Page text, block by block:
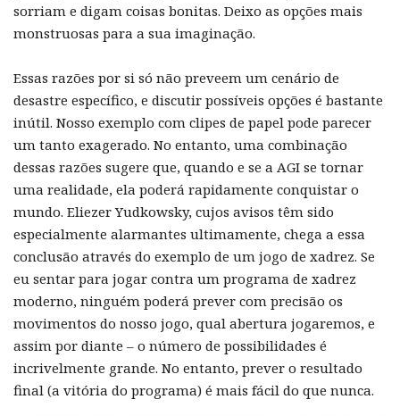
sorriam e digam coisas bonitas. Deixo as opções mais
monstruosas para a sua imaginação.
Essas razões por si só não preveem um cenário de
desastre específico, e discutir possíveis opções é bastante
inútil. Nosso exemplo com clipes de papel pode parecer
um tanto exagerado. No entanto, uma combinação
dessas razões sugere que, quando e se a AGI se tornar
uma realidade, ela poderá rapidamente conquistar o
mundo. Eliezer Yudkowsky, cujos avisos têm sido
especialmente alarmantes ultimamente, chega a essa
conclusão através do exemplo de um jogo de xadrez. Se
eu sentar para jogar contra um programa de xadrez
moderno, ninguém poderá prever com precisão os
movimentos do nosso jogo, qual abertura jogaremos, e
assim por diante – o número de possibilidades é
incrivelmente grande. No entanto, prever o resultado
final (a vitória do programa) é mais fácil do que nunca.